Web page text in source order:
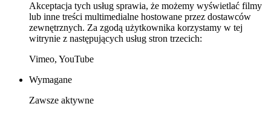
Akceptacja tych usług sprawia, że możemy wyświetlać filmy
lub inne treści multimedialne hostowane przez dostawców
zewnętrznych. Za zgodą użytkownika korzystamy w tej
witrynie z następujących usług stron trzecich:
Vimeo, YouTube
Wymagane
Zawsze aktywne